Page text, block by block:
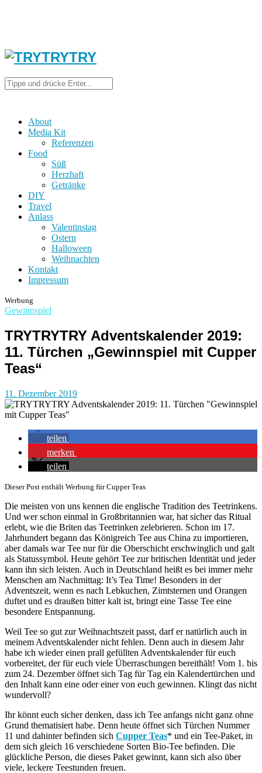
About
Media Kit
Referenzen
Food
Süß
Herzhaft
Getränke
DIY
Travel
Anlass
Valentinstag
Ostern
Halloween
Weihnachten
Kontakt
Impressum
Werbung
Gewinnspiel
TRYTRYTRY Adventskalender 2019:
11. Türchen „Gewinnspiel mit Cupper
Teas“
11. Dezember 2019
teilen
merken
teilen
Dieser Post enthält Werbung für Cupper Teas
Die meisten von uns kennen die englische Tradition des Teetrinkens.
Und wer schon einmal in Großbritannien war, hat sicher das Ritual
erlebt, wie die Briten das Teetrinken zelebrieren. Schon im 17.
Jahrhundert begann das Königreich Tee aus China zu importieren,
aber damals war Tee nur für die Oberschicht erschwinglich und galt
als Statussymbol. Heute gehört Tee zur britischen Identität und jeder
kann ihn sich leisten. Auch in Deutschland heißt es bei immer mehr
Menschen am Nachmittag: It’s Tea Time! Besonders in der
Adventszeit, wenn es nach Lebkuchen, Zimtsternen und Orangen
duftet und es draußen bitter kalt ist, bringt eine Tasse Tee eine
besondere Entspannung.
Weil Tee so gut zur Weihnachtszeit passt, darf er natürlich auch in
meinem Adventskalender nicht fehlen. Denn auch in diesem Jahr
habe ich wieder einen prall gefüllten Adventskalender für euch
vorbereitet, der für euch viele Überraschungen bereithält! Vom 1. bis
zum 24. Dezember öffnet sich Tag für Tag ein Kalendertürchen und
den Inhalt kann eine oder einer von euch gewinnen. Klingt das nicht
wundervoll?
Ihr könnt euch sicher denken, dass ich Tee anfangs nicht ganz ohne
Grund thematisiert habe. Denn heute öffnet sich Türchen Nummer
11 und dahinter befinden sich Cupper Teas* und ein Tee-Paket, in
dem sich gleich 16 verschiedene Sorten Bio-Tee befinden. Die
glückliche Person, die dieses Paket gewinnt, kann sich also über
viele, leckere Teestunden freuen.